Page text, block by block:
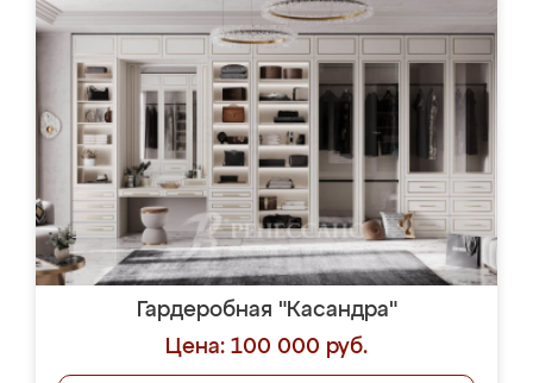
Гардеробная "Касандра"
Цена: 100 000 руб.